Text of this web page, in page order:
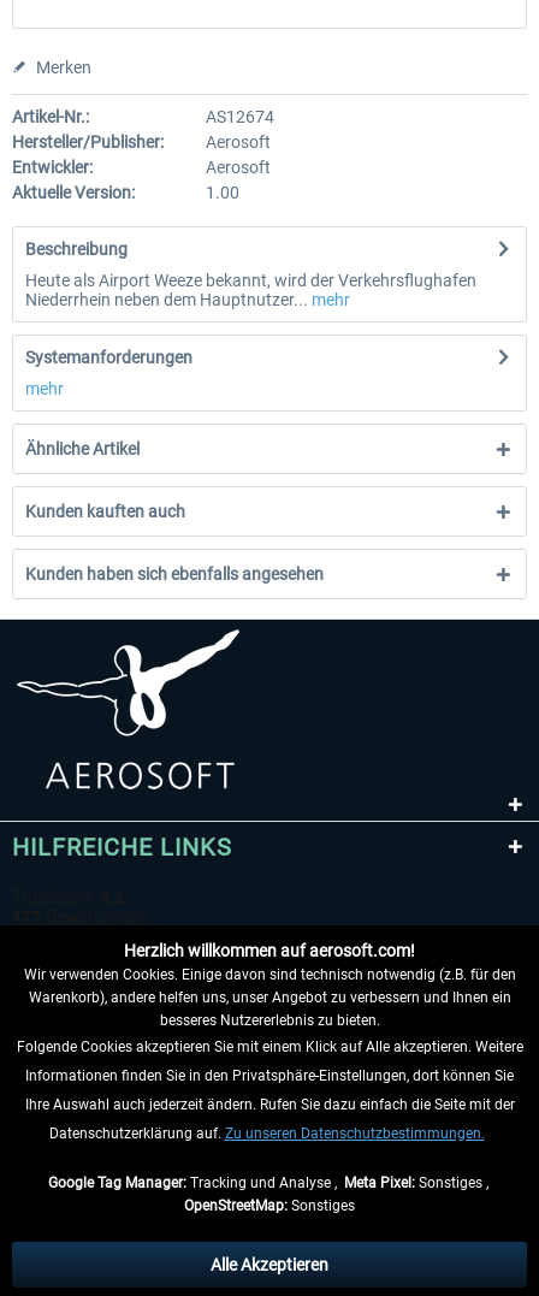
Merken
Artikel-Nr.:
AS12674
Hersteller/Publisher:
Aerosoft
Entwickler:
Aerosoft
Aktuelle Version:
1.00
Beschreibung
Heute als Airport Weeze bekannt, wird der Verkehrsflughafen
Niederrhein neben dem Hauptnutzer... mehr
Systemanforderungen
mehr
Ähnliche Artikel
Kunden kauften auch
Kunden haben sich ebenfalls angesehen
HILFREICHE LINKS
VERTRAG WIDERRUFEN
INFORMATIONEN
anders beschrieben.
** Gilt für Lieferungen innerhalb Deutschlands, Lieferzeiten für andere Länder
Herzlich willkommen auf aerosoft.com!
Wir verwenden Cookies. Einige davon sind technisch notwendig (z.B. für den
Warenkorb), andere helfen uns, unser Angebot zu verbessern und Ihnen ein
besseres Nutzererlebnis zu bieten.
Folgende Cookies akzeptieren Sie mit einem Klick auf Alle akzeptieren. Weitere
Informationen finden Sie in den Privatsphäre-Einstellungen, dort können Sie
Ihre Auswahl auch jederzeit ändern. Rufen Sie dazu einfach die Seite mit der
Datenschutzerklärung auf. Zu unseren Datenschutzbestimmungen.
Google Tag Manager:Tracking und Analyse , Meta Pixel:Sonstiges ,
OpenStreetMap: Sonstiges
Alle Akzeptieren